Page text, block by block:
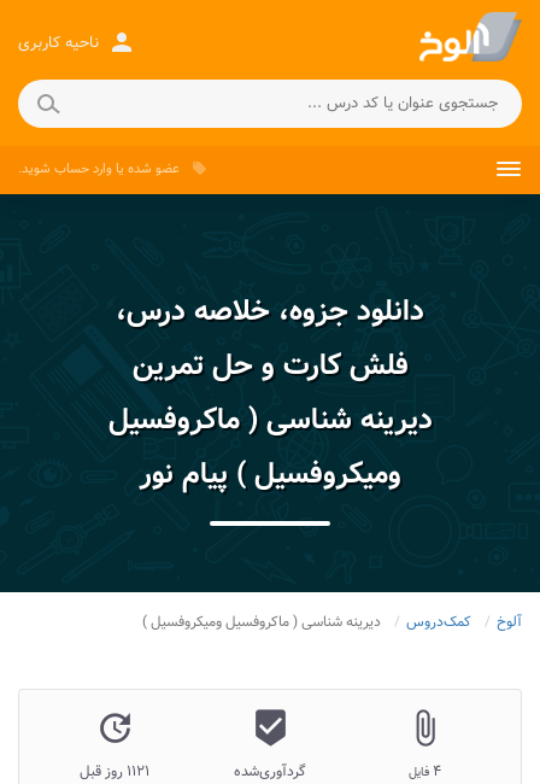
person ناحیه کاربری
local_offer عضو شده یاوارد حساب شوید.
دانلود جزوه، خلاصه درس،
فلش کارت و حل تمرین
دیرینه شناسی ( ماکروفسیل
ومیکروفسیل ) پیام نور
آلوخ کمک‌دروس دیرینه شناسی ( ماکروفسیل ومیکروفسیل )
attach_file
۴ فایل
beenhere
گردآوری‌شده
update
۱۱۲۱ روز قبل